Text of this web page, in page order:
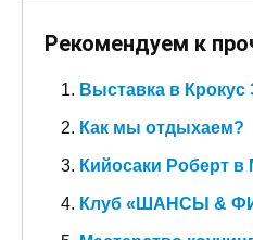
Рекомендуем к
Выставка в Крокус
Как мы отдыхаем?
Кийосаки Роберт в
Клуб «ШАНСЫ &